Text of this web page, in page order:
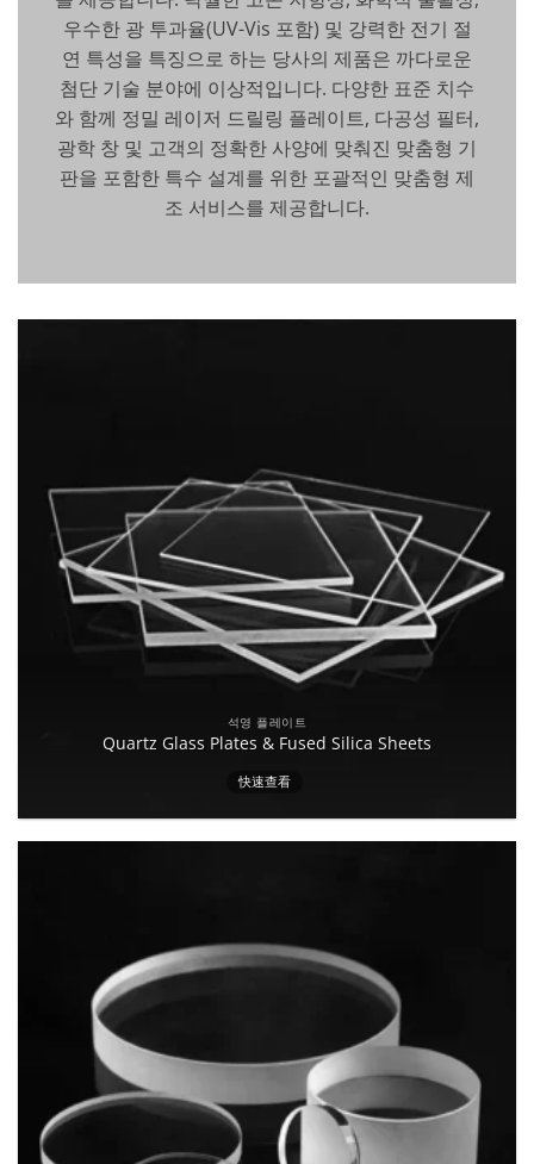
우수한 광 투과율(UV-Vis 포함) 및 강력한 전기 절
연 특성을 특징으로 하는 당사의 제품은 까다로운
첨단 기술 분야에 이상적입니다. 다양한 표준 치수
와 함께 정밀 레이저 드릴링 플레이트, 다공성 필터,
광학 창 및 고객의 정확한 사양에 맞춰진 맞춤형 기
판을 포함한 특수 설계를 위한 포괄적인 맞춤형 제
조 서비스를 제공합니다.
석영 플레이트
Quartz Glass Plates & Fused Silica Sheets
快速查看